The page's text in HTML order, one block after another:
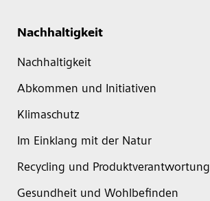
Nachhaltigkeit
Nachhaltigkeit
Abkommen und Initiativen
Klimaschutz
Im Einklang mit der Natur
Recycling und Produktverantwortung
Gesundheit und Wohlbefinden